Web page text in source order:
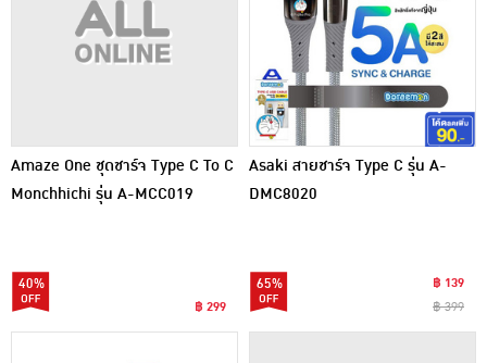
Amaze One ชุดชาร์จ Type C To C
Monchhichi รุ่น A-MCC019
40%
฿ 299
Asaki สายชาร์จ Type C รุ่น A-
DMC8020
65%
฿ 139
฿ 399